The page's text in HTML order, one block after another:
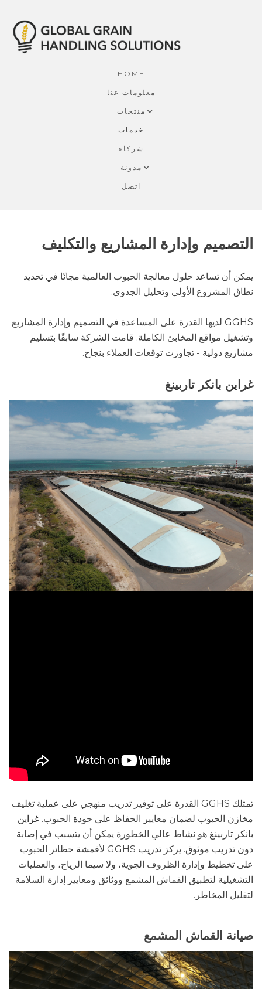
HOME
معلومات عنا
منتجات
خدمات
شركاء
مدونة
اتصل
التصميم وإدارة المشاريع والتكليف
يمكن أن تساعد حلول معالجة الحبوب العالمية مجانًا في تحديد
نطاق المشروع الأولي وتحليل الجدوى.
GGHS لديها القدرة على المساعدة في التصميم وإدارة المشاريع
وتشغيل مواقع المخابئ الكاملة. قامت الشركة سابقًا بتسليم
مشاريع دولية - تجاوزت توقعات العملاء بنجاح.
غراين بانكر تاربينغ
تمتلك GGHS القدرة على توفير تدريب منهجي على عملية تغليف
مخازن الحبوب لضمان معايير الحفاظ على جودة الحبوب. غراين
بانكر تاربينغ هو نشاط عالي الخطورة يمكن أن يتسبب في إصابة
دون تدريب موثوق. يركز تدريب GGHS لأقمشة حظائر الحبوب
على تخطيط وإدارة الظروف الجوية، ولا سيما الرياح، والعمليات
التشغيلية لتطبيق القماش المشمع ووثائق ومعايير إدارة السلامة
لتقليل المخاطر.
صيانة القماش المشمع